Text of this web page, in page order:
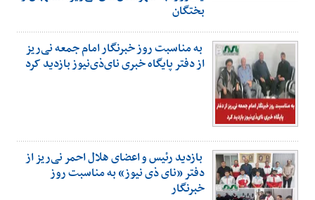
بختگان
به مناسبت روز خبرنگار امام جمعه نی‌ریز
از دفتر پایگاه خبری نای‌ذی‌نیوز بازدید کرد
بازدید رئیس و اعضای هلال احمر نی‌ریز از
دفتر «نای ذی نیوز» به مناسبت روز
خبرنگار